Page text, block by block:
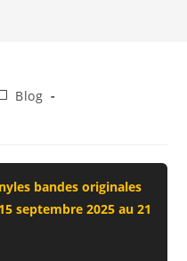
Blog
bandes originales
15 septembre 2025 au 21